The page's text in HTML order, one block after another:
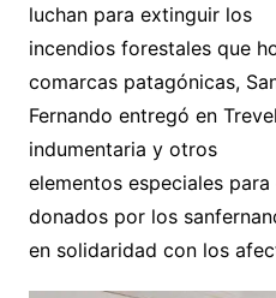
luchan para extinguir los
incendios forestales que
comarcas patagónicas,
Fernando entregó en
indumentaria y otros
elementos especiales
donados por los
en solidaridad con los